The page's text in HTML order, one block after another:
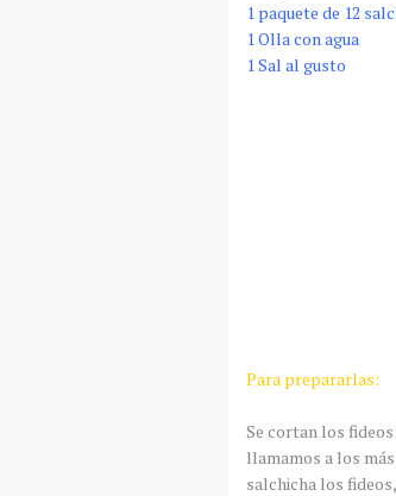
1 paquete de 12
1 Olla con agua
1 Sal al gusto
Para prepararlas:
Se cortan los
llamamos a los
salchicha los